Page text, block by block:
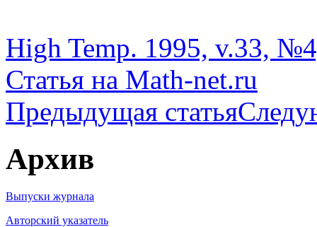
High Temp. 1995, v.33,
Статья на Math-net.ru
Предыдущая статья
Архив
Выпуски журнала
Авторский указатель